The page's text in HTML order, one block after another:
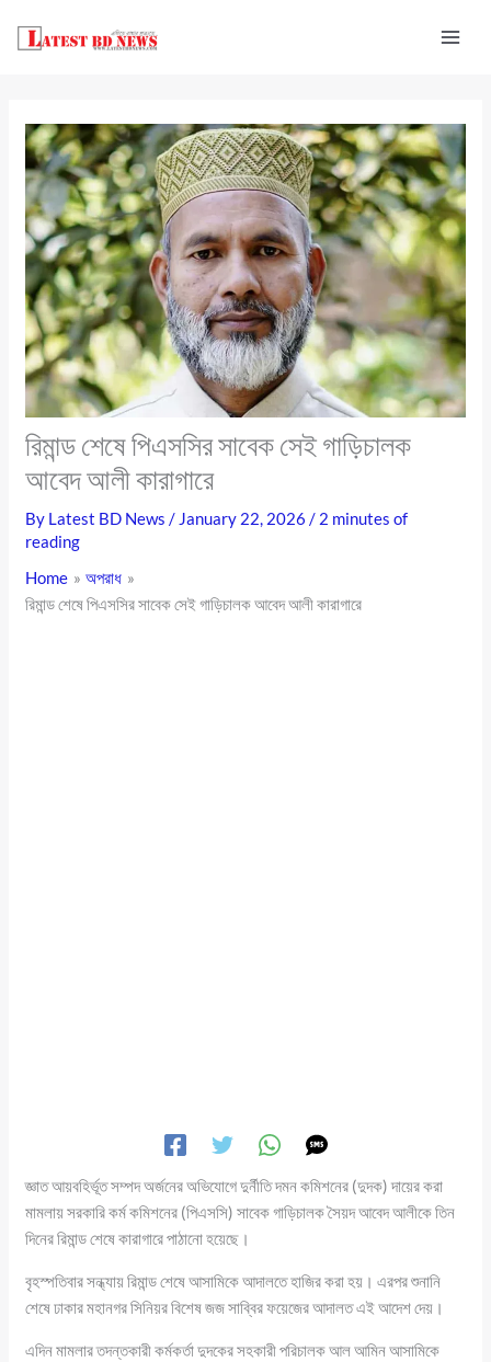
রিমান্ড শেষে পিএসসির সাবেক সেই গাড়িচালক
আবেদ আলী কারাগারে
By Latest BD News/ January 22, 2026/ 2 minutes of
reading
Home
অপরাধ
রিমান্ড শেষে পিএসসির সাবেক সেই গাড়িচালক আবেদ আলী কারাগারে
জ্ঞাত আয়বহির্ভূত সম্পদ অর্জনের অভিযোগে দুর্নীতি দমন কমিশনের (দুদক) দায়ের করা
মামলায় সরকারি কর্ম কমিশনের (পিএসসি) সাবেক গাড়িচালক সৈয়দ আবেদ আলীকে তিন
দিনের রিমান্ড শেষে কারাগারে পাঠানো হয়েছে।
বৃহস্পতিবার সন্ধ্যায় রিমান্ড শেষে আসামিকে আদালতে হাজির করা হয়। এরপর শুনানি
শেষে ঢাকার মহানগর সিনিয়র বিশেষ জজ সাব্বির ফয়েজের আদালত এই আদেশ দেয়।
এদিন মামলার তদন্তকারী কর্মকর্তা দুদকের সহকারী পরিচালক আল আমিন আসামিকে